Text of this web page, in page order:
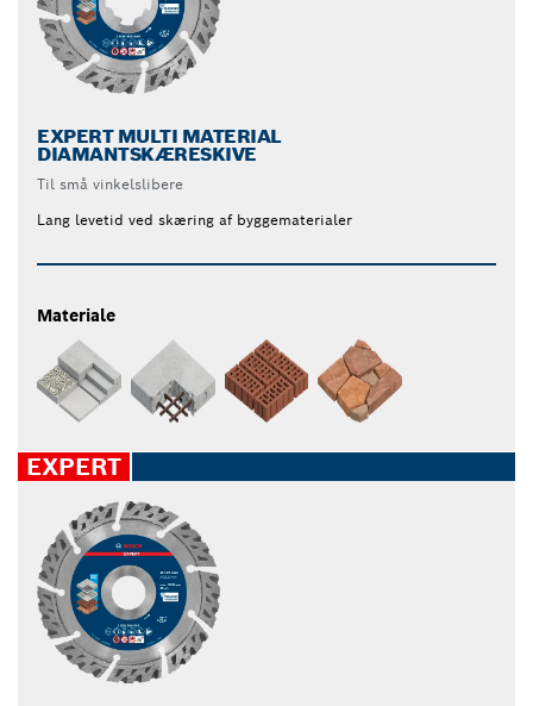
EXPERT MULTI MATERIAL
DIAMANTSKÆRESKIVE
Til små vinkelslibere
Lang levetid ved skæring af byggematerialer
Materiale
EXPERT